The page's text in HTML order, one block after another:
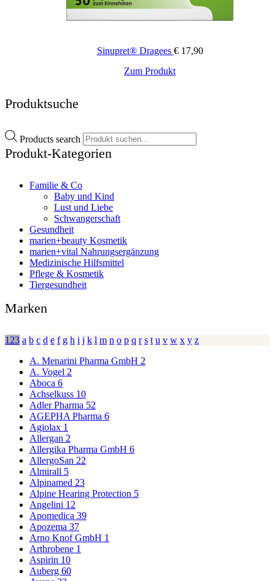
Sinupret® Dragees €17,90
Zum Produkt
Produktsuche
Products search
Produkt-Kategorien
Familie & Co
Baby und Kind
Lust und Liebe
Schwangerschaft
Gesundheit
marien+beauty Kosmetik
marien+vital Nahrungsergänzung
Medizinische Hilfsmittel
Pflege & Kosmetik
Tiergesundheit
Marken
123 a b c d e f g h i j k l m n o p q r s t u v w x y z
A. Menarini Pharma GmbH 2
A. Vogel 2
Aboca 6
Achselkuss 10
Adler Pharma 52
AGEPHA Pharma 6
Agiolax 1
Allergan 2
Allergika Pharma GmbH 6
AllergoSan 22
Almirall 5
Alpinamed 23
Alpine Hearing Protection 5
Angelini 12
Apomedica 39
Apozema 37
Arno Knof GmbH 1
Arthrobene 1
Aspirin 10
Auberg 60